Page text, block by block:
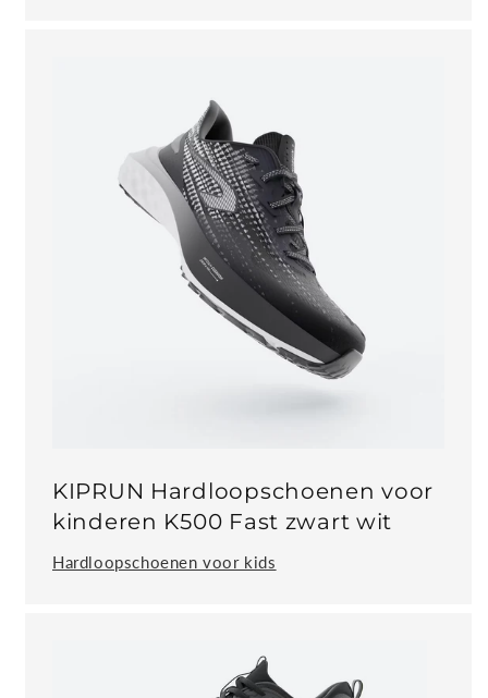
KIPRUN Hardloopschoenen voor
kinderen K500 Fast zwart wit
Hardloopschoenen voor kids